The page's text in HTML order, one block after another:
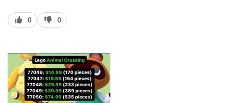
J’aime
0
J’aime
pas
0